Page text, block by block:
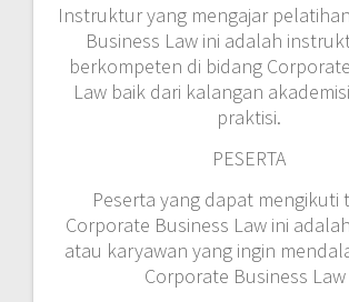
Instruktur yang mengajar
Business Law ini adalah
berkompeten di bidang
Law baik dari kalangan
praktisi.
PESERTA
Peserta yang dapat mengikuti
Corporate Business Law ini
atau karyawan yang ingin
Corporate Business Law